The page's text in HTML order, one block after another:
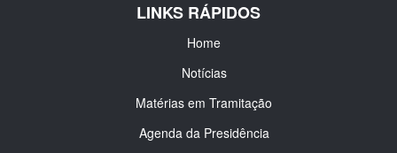
LINKS RÁPIDOS
Home
Notícias
Matérias em Tramitação
Agenda da Presidência